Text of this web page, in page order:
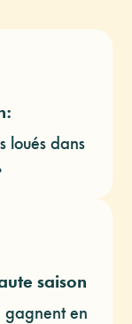
loués dans
saison
en